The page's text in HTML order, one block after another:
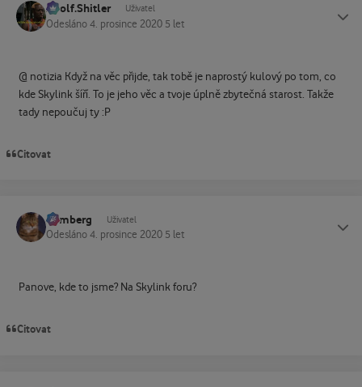
Adolf.Shitler Uživatel
Odesláno 4. prosince 2020 5 let
@ notizia Když na věc přijde, tak tobě je naprostý kulový po tom, co
kde Skylink šíří. To je jeho věc a tvoje úplně zbytečná starost. Takže
tady nepoučuj ty :P
Citovat
homberg Uživatel
Odesláno 4. prosince 2020 5 let
Panove, kde to jsme? Na Skylink foru?
Citovat